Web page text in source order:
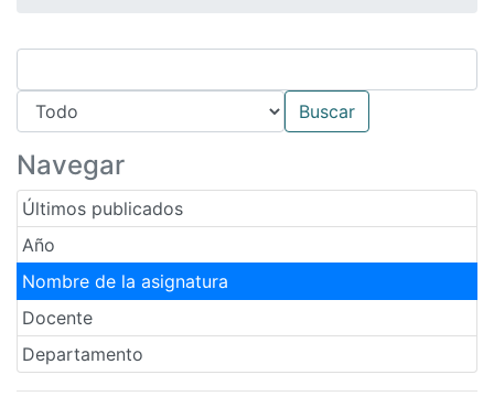
Navegar
Últimos publicados
Año
Nombre de la asignatura
Docente
Departamento